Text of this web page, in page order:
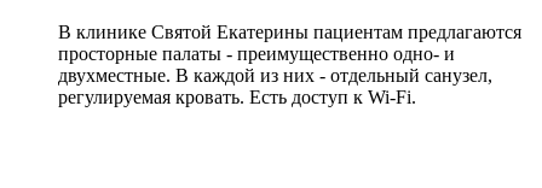
В клинике Святой Екатерины пациентам предлагаются
просторные палаты - преимущественно одно- и
двухместные. В каждой из них - отдельный санузел,
регулируемая кровать. Есть доступ к Wi-Fi.